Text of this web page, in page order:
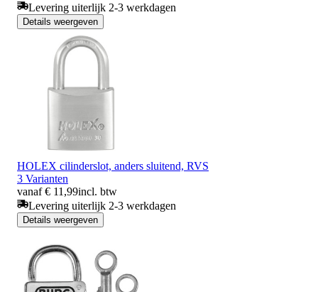
Levering uiterlijk 2-3 werkdagen
Details weergeven
HOLEX cilinderslot, anders sluitend, RVS
3 Varianten
vanaf € 11,99incl. btw
Levering uiterlijk 2-3 werkdagen
Details weergeven